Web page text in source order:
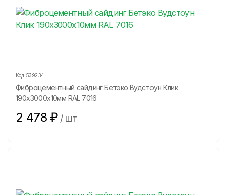
Код: 539234
Фиброцементный сайдинг Бетэко Вудстоун Клик
190х3000х10мм RAL 7016
2 478 ₽ / шт